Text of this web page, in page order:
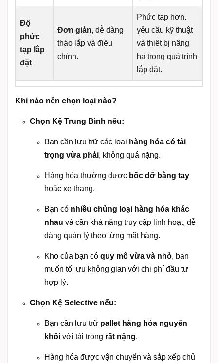
Độ
phức
tạp lắp
đặt
Đơn giản, dễ dàng
tháo lắp và điều
chỉnh.
Phức tạp hơn,
yêu cầu kỹ thuật
và thiết bị nâng
hạ trong quá trình
lắp đặt.
Khi nào nên chọn loại nào?
Chọn Kệ Trung Bình nếu:
Bạn cần lưu trữ các loại hàng hóa có tải
trọng vừa phải, không quá nặng.
Hàng hóa thường được bốc dỡ bằng tay
hoặc xe thang.
Bạn có nhiều chủng loại hàng hóa khác
nhau và cần khả năng truy cập linh hoạt, dễ
dàng quản lý theo từng mặt hàng.
Kho của bạn có quy mô vừa và nhỏ, bạn
muốn tối ưu không gian với chi phí đầu tư
hợp lý.
Chọn Kệ Selective nếu:
Bạn cần lưu trữ pallet hàng hóa nguyên
khối với tải trọng rất nặng.
Hàng hóa được vận chuyển và sắp xếp chủ